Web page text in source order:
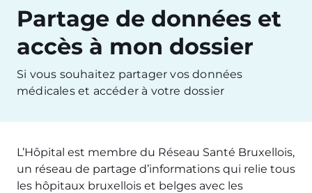
content
Partage de données et
accès à mon dossier
Si vous souhaitez partager vos données
médicales et accéder à votre dossier
L’Hôpital est membre du Réseau Santé Bruxellois,
un réseau de partage d’informations qui relie tous
les hôpitaux bruxellois et belges avec les